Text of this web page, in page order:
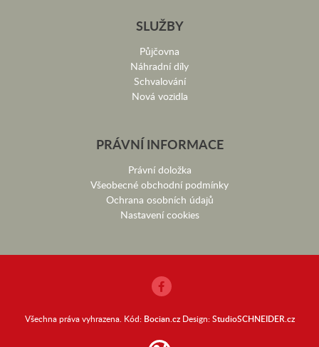
SLUŽBY
Půjčovna
Náhradní díly
Schvalování
Nová vozidla
PRÁVNÍ INFORMACE
Právní doložka
Všeobecné obchodní podmínky
Ochrana osobních údajů
Nastavení cookies
Všechna práva vyhrazena. Kód: Bocian.czDesign:StudioSCHNEIDER.cz